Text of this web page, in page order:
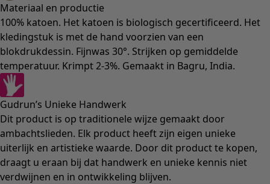
Materiaal en productie
100% katoen. Het katoen is biologisch gecertificeerd. Het
kledingstuk is met de hand voorzien van een
blokdrukdessin. Fijnwas 30°. Strijken op gemiddelde
temperatuur. Krimpt 2-3%. Gemaakt in Bagru, India.
Gudrun’s Unieke Handwerk
Dit product is op traditionele wijze gemaakt door
ambachtslieden. Elk product heeft zijn eigen unieke
uiterlijk en artistieke waarde. Door dit product te kopen,
draagt u eraan bij dat handwerk en unieke kennis niet
verdwijnen en in ontwikkeling blijven.